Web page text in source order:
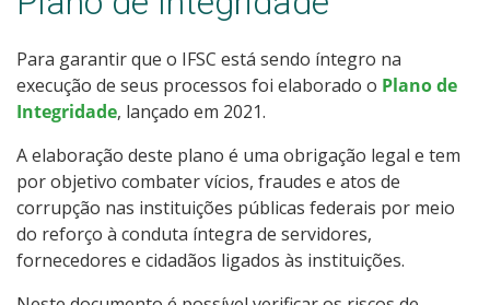
Para garantir que o IFSC está sendo íntegro na
execução de seus processos foi elaborado o Plano de
Integridade, lançado em 2021.
A elaboração deste plano é uma obrigação legal e tem
por objetivo combater vícios, fraudes e atos de
corrupção nas instituições públicas federais por meio
do reforço à conduta íntegra de servidores,
fornecedores e cidadãos ligados às instituições.